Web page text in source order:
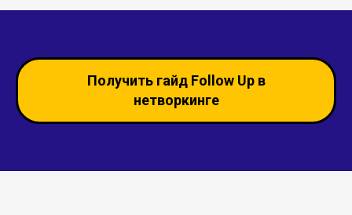
Получить гайд Follow Up в
нетворкинге